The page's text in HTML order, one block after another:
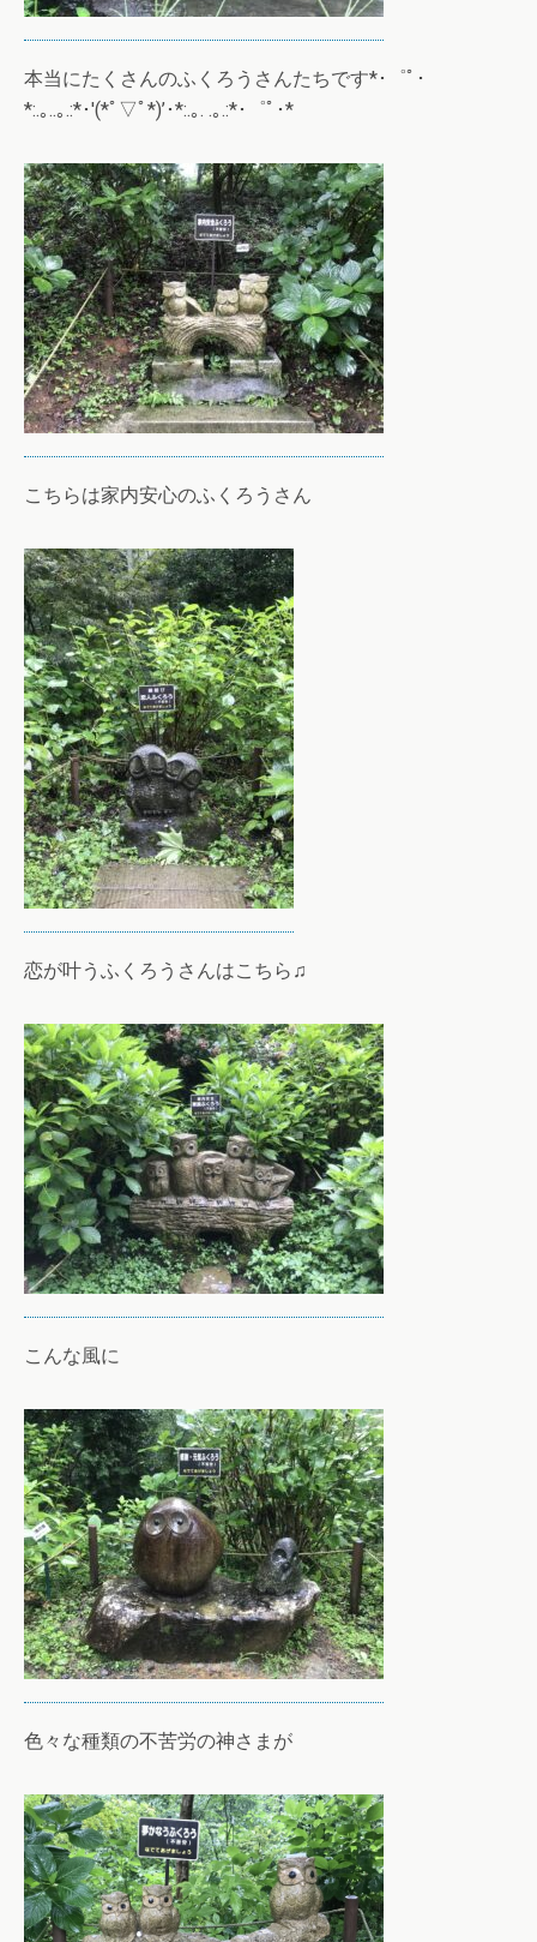
本当にたくさんのふくろうさんたちです*･゜ﾟ･
*:.｡..｡.:*･'(*ﾟ▽ﾟ*)’･*:.｡. .｡.:*･゜ﾟ･*
こちらは家内安心のふくろうさん
恋が叶うふくろうさんはこちら♫
こんな風に
色々な種類の不苦労の神さまが